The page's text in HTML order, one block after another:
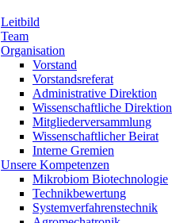
Leitbild
Team
Organisation
Vorstand
Vorstandsreferat
Administrative Direktion
Wissenschaftliche Direktion
Mitgliederversammlung
Wissenschaftlicher Beirat
Interne Gremien
Unsere Kompetenzen
Mikrobiom Biotechnologie
Technikbewertung
Systemverfahrenstechnik